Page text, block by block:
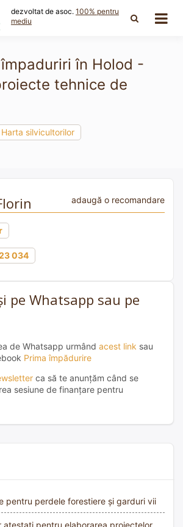
dezvoltat de asoc. 100% pentru
mediu
în Holod -
tehnice de
Harta silvicultorilor
adaugă o recomandare
034
pe Whatsapp sau pe
de Whatsapp urmând acest link sau
Prima împădurire
ca să te anunțăm când se
sesiune de finanțare pentru
pentru perdele forestiere și garduri vii
atestați pentru elaborarea proiectelor